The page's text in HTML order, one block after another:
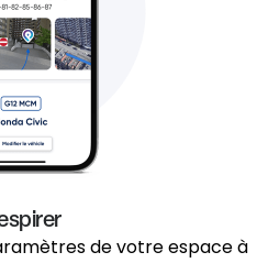
de votre espace à